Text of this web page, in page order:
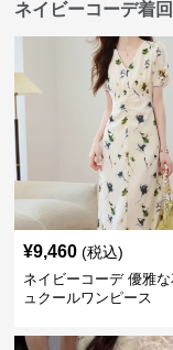
ネイビーコーデ着
¥9,460 (税込)
ネイビーコーデ 優雅
ュクールワンピース